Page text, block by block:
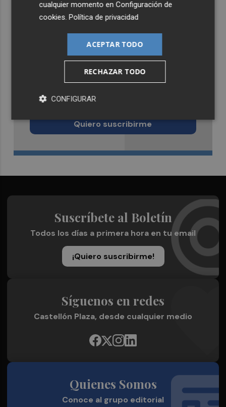
Castellón Plaza en tu correo
Quiero suscribirme
Suscríbete al Boletín
Todos los días a primera hora en tu email
¡Quiero suscribirme!
Síguenos en redes
Castellón Plaza, desde cualquier medio
Quienes Somos
Conoce al grupo editorial
cualquier momento enConfiguración de
cookies.Política de privacidad
ACEPTAR TODO
RECHAZAR TODO
CONFIGURAR